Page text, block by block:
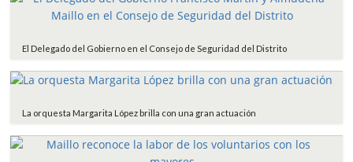
El Delegado del Gobierno en el Consejo de Seguridad del Distrito
La orquesta Margarita López brilla con una gran actuación